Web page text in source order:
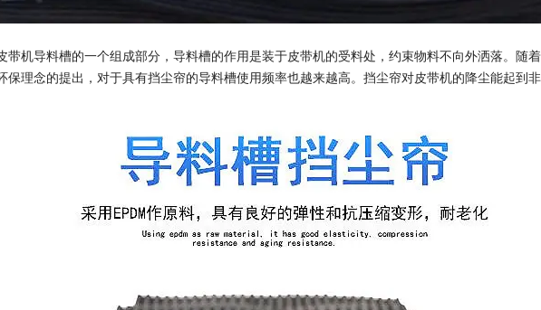
带机导料槽的一个组成部分，导料槽的作用是装于皮带机的受料处，约束物料不向外洒落。随
保理念的提出，对于具有挡尘帘的导料槽使用频率也越来越高。挡尘帘对皮带机的降尘能起到非